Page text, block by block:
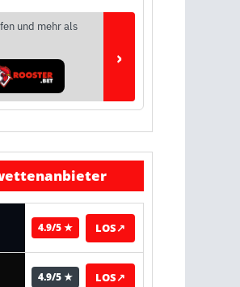
und mehr als
›
4.9/5 ★ LOS↗
4.9/5 ★ LOS↗